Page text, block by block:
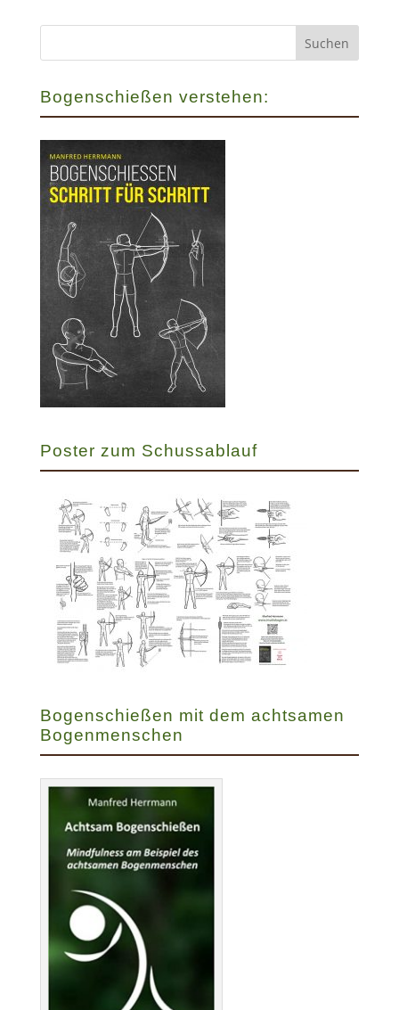
Bogenschießen verstehen:
Poster zum Schussablauf
Bogenschießen mit dem achtsamen
Bogenmenschen